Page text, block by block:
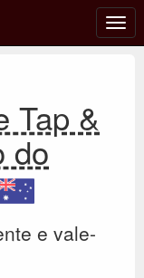
Tap &
do
e vale-